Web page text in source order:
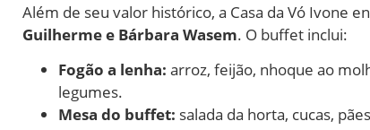
Além de seu valor histórico, a Casa da Vó Ivone
Guilherme e Bárbara Wasem. O buffet inclui:
Fogão a lenha: arroz, feijão, nhoque ao
legumes.
Mesa do buffet: salada da horta, cucas,